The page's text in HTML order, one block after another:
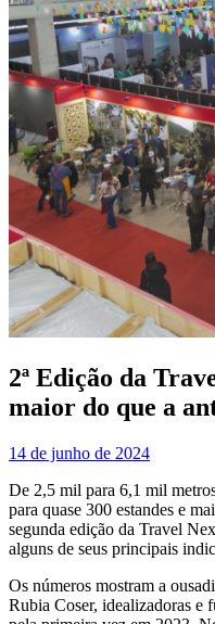
2ª Edição da
maior do que a
14 de junho de 2024
De 2,5 mil para 6,1 mil
para quase 300 estandes e
segunda edição da Travel
alguns de seus principais
Os números mostram a
Rubia Coser, idealizadoras e